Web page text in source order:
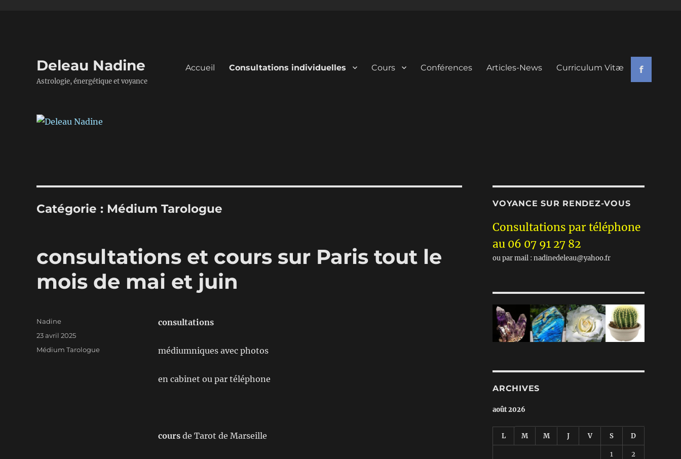
Deleau Nadine
Astrologie, énergétique et voyance
Accueil Consultations individuelles Cours Conférences Articles-News Curriculum Vitæ f
Catégorie : Médium Tarologue
consultations et cours sur Paris tout le
mois de mai et juin
consultations
médiumniques avec photos
en cabinet ou par téléphone
cours de Tarot de Marseille
Auteur
Nadine
Publié
23 avril 2025
Catégories
Médium Tarologue
VOYANCE SUR RENDEZ-VOUS
Consultations par téléphone
au 06 07 91 27 82
ou par mail : nadinedeleau@yahoo.fr
ARCHIVES
août 2026
L M M J V S D
1 2